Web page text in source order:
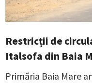
Restricții de
Italsofa din Baia
Primăria Baia Mare